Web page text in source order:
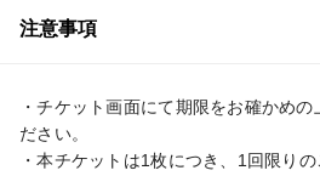
注意事項
・チケット画面にて期限をお確かめ
ださい。
・本チケットは1枚につき、1回限りの